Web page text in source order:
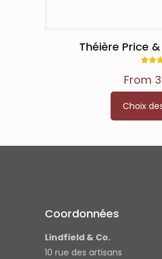
Théière Price &
From
Choix
Coordonnées
Lindfield & Co.
10 rue des artisans